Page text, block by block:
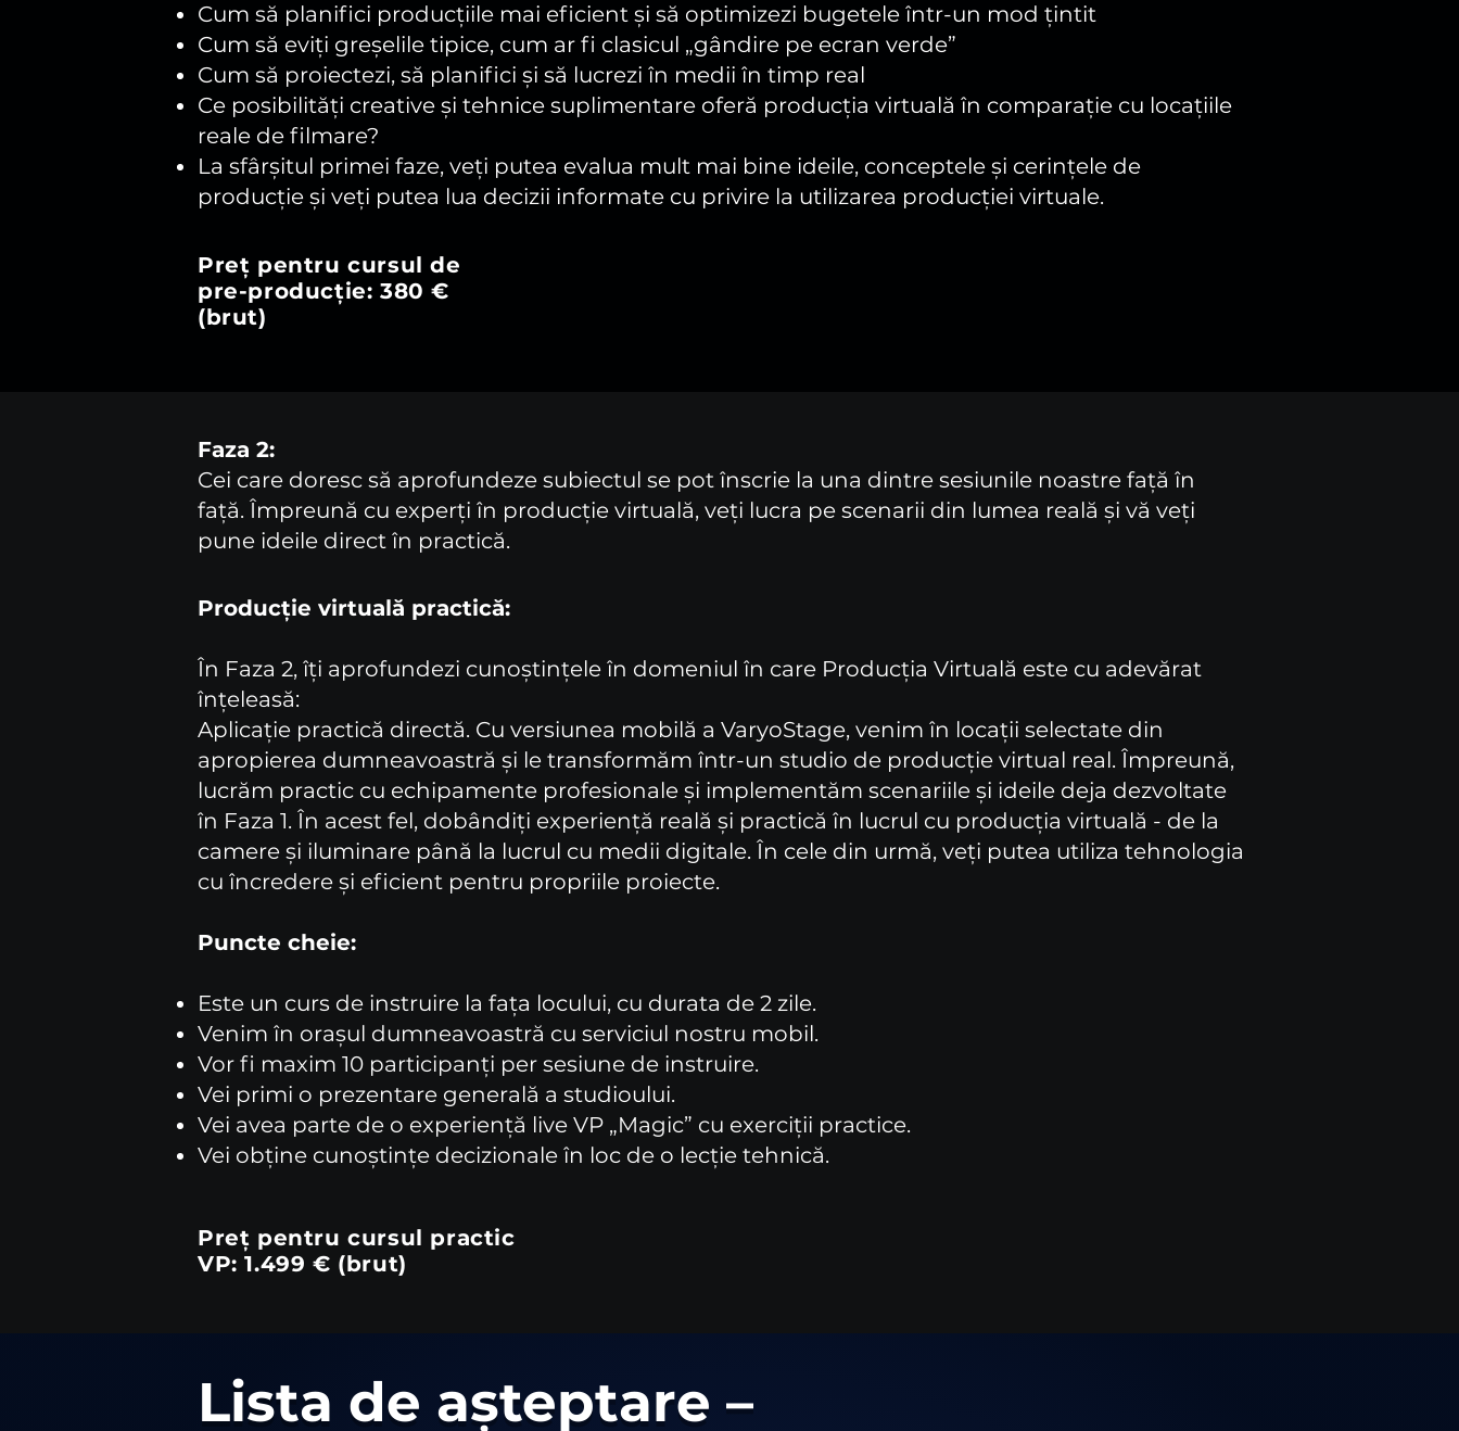
Cum să planifici producțiile mai eficient și să optimizezi bugetele într-un mod țintit
Cum să eviți greșelile tipice, cum ar fi clasicul „gândire pe ecran verde”
Cum să proiectezi, să planifici și să lucrezi în medii în timp real
Ce posibilități creative și tehnice suplimentare oferă producția virtuală în comparație cu locațiile
reale de filmare?
La sfârșitul primei faze, veți putea evalua mult mai bine ideile, conceptele și cerințele de
producție și veți putea lua decizii informate cu privire la utilizarea producției virtuale.
Preț pentru cursul de
pre-producție: 380 €
(brut)
Faza 2:
Cei care doresc să aprofundeze subiectul se pot înscrie la una dintre sesiunile noastre față în
față. Împreună cu experți în producție virtuală, veți lucra pe scenarii din lumea reală și vă veți
pune ideile direct în practică.
Producție virtuală practică:
În Faza 2, îți aprofundezi cunoștințele în domeniul în care Producția Virtuală este cu adevărat
înțeleasă:
Aplicație practică directă. Cu versiunea mobilă a VaryoStage, venim în locații selectate din
apropierea dumneavoastră și le transformăm într-un studio de producție virtual real. Împreună,
lucrăm practic cu echipamente profesionale și implementăm scenariile și ideile deja dezvoltate
în Faza 1. În acest fel, dobândiți experiență reală și practică în lucrul cu producția virtuală - de la
camere și iluminare până la lucrul cu medii digitale. În cele din urmă, veți putea utiliza tehnologia
cu încredere și eficient pentru propriile proiecte.
Puncte cheie:
Este un curs de instruire la fața locului, cu durata de 2 zile.
Venim în orașul dumneavoastră cu serviciul nostru mobil.
Vor fi maxim 10 participanți per sesiune de instruire.
Vei primi o prezentare generală a studioului.
Vei avea parte de o experiență live VP „Magic” cu exerciții practice.
Vei obține cunoștințe decizionale în loc de o lecție tehnică.
Preț pentru cursul practic
VP: 1.499 € (brut)
Lista de așteptare –